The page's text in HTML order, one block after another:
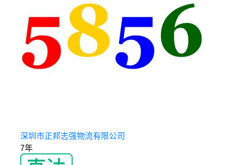
深圳市正邦志强物流有限公司
7年